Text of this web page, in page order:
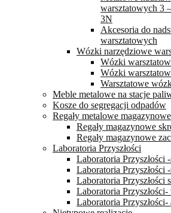
warsztatowych 3
3N
Akcesoria do
warsztatowych
Wózki narzędziowe
Wózki
Wózki
Warsztatowe
Meble metalowe na stacje
Kosze do segregacji odpadów
Regały metalowe magazynowe
Regały magazynowe
Regały magazynowe
Laboratoria Przyszłości
Laboratoria Przyszłości
Laboratoria Przyszłości
Laboratoria Przyszłości
Laboratoria
Laboratoria Przyszłości-